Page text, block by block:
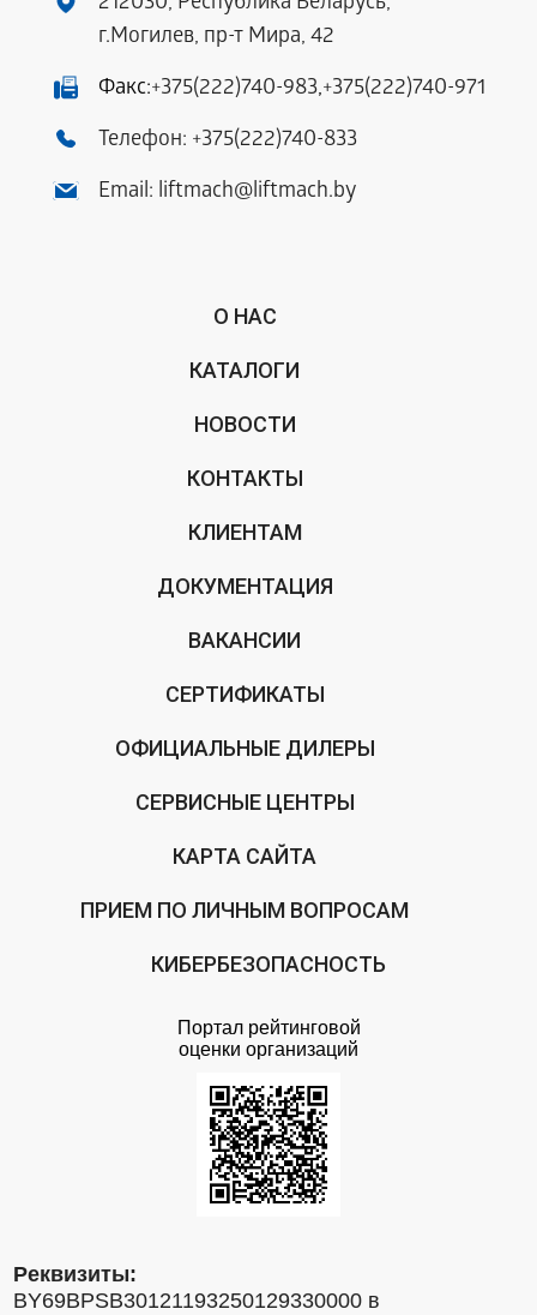
г.Могилев, пр-т Мира, 42
Факс:+375(222)740-983,+375(222)740-971
Телефон: +375(222)740-833
Email: liftmach@liftmach.by
О НАС
КАТАЛОГИ
НОВОСТИ
КОНТАКТЫ
КЛИЕНТАМ
ДОКУМЕНТАЦИЯ
ВАКАНСИИ
СЕРТИФИКАТЫ
ОФИЦИАЛЬНЫЕ ДИЛЕРЫ
СЕРВИСНЫЕ ЦЕНТРЫ
КАРТА САЙТА
ПРИЕМ ПО ЛИЧНЫМ ВОПРОСАМ
КИБЕРБЕЗОПАСНОСТЬ
Портал рейтинговой
оценки организаций
Реквизиты:
BY69BPSB30121193250129330000 в